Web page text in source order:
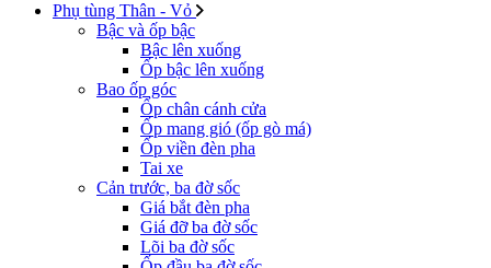
Phụ tùng Thân - Vỏ
Bậc và ốp bậc
Bậc lên xuống
Ốp bậc lên xuống
Bao ốp góc
Ốp chân cánh cửa
Ốp mang gió (ốp gò má)
Ốp viền đèn pha
Tai xe
Cản trước, ba đờ sốc
Giá bắt đèn pha
Giá đỡ ba đờ sốc
Lõi ba đờ sốc